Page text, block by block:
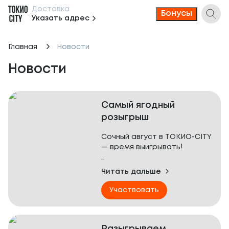
Доставка
Указать адрес
Бонусы
Главная Новости
Новости
Самый ягодный
розыгрыш
Сочный август в ТОКИО-CITY
— время выигрывать!
До 31 августа мы запускаем
вдохновлённый ягодным
сезоном. В этом месяце за
каждый заказ можно
Читать дальше
Участвовать